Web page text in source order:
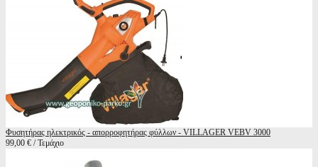
Φυσητήρας ηλεκτρικός - απορροφητήρας φύλλων - VILLAGER VEBV 3000
99,00 € / Τεμάχιο